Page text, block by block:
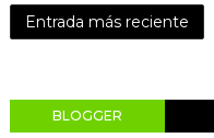
Entrada más reciente
BLOGGER